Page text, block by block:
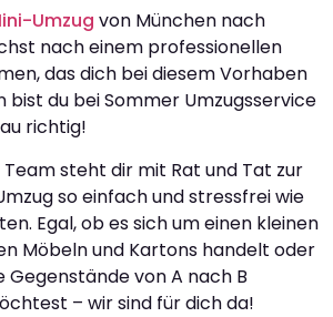
Umzug von München nach
nach einem professionellen
das dich bei diesem Vorhaben
du bei Sommer Umzugsservice
richtig!
steht dir mit Rat und Tat zur
so einfach und stressfrei wie
Egal, ob es sich um einen kleinen
Möbeln und Kartons handelt oder
Gegenstände von A nach B
– wir sind für dich da!